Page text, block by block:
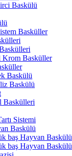
Baskülü
Basküller
Krom Basküller
Baskülü
Baskülü
Baskülleri
Sistemi
Baskülü
baş Hayvan Baskülü
baş Hayvan Baskülü